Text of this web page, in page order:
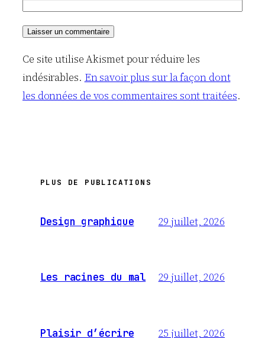
Ce site utilise Akismet pour réduire les
indésirables. En savoir plus sur la façon dont
les données de vos commentaires sont traitées.
PLUS DE PUBLICATIONS
Design graphique 29 juillet, 2026
Les racines du mal 29 juillet, 2026
Plaisir d’écrire 25 juillet, 2026